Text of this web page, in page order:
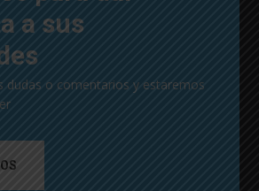
a sus
dudas o comentarios y estaremos